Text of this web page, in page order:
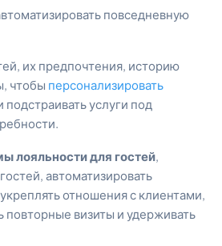
повседневную
их предпочтения, историю
чтобы персонализировать
подстраивать услуги под
лояльности для гостей
автоматизировать
отношения с клиентами,
повторные визиты и удерживать